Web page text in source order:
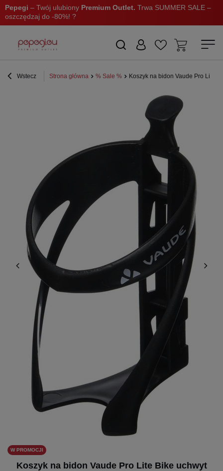
Pepegi – Twój ulubiony Premium Outlet. Trwa SUMMER SALE –
oszczędzaj do -80%! ?
Wstecz Strona główna % Sale % Koszyk na bidon Vaude Pro Lite
W PROMOCJI
Koszyk na bidon Vaude Pro Lite Bike uchwyt